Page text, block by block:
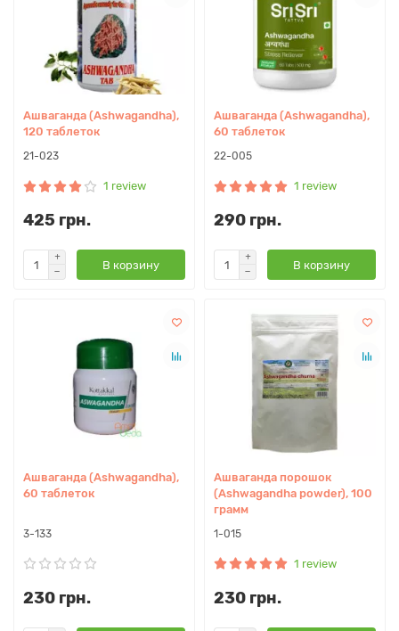
Ашваганда (Ashwagandha),
120 таблеток
21-023
1 review
425 грн.
В корзину
Ашваганда (Ashwagandha),
60 таблеток
22-005
1 review
290 грн.
В корзину
Ашваганда (Ashwagandha),
60 таблеток
3-133
230 грн.
Ашваганда порошок
(Ashwagandha powder), 100
грамм
1-015
1 review
230 грн.